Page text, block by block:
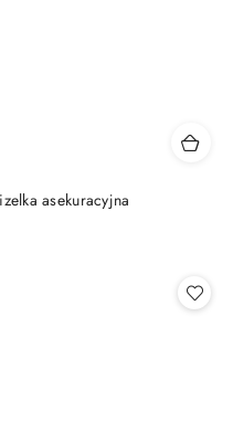
asekuracyjna